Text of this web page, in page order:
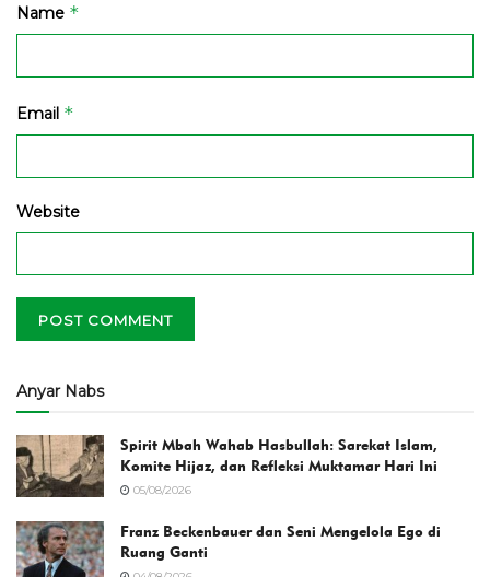
Name *
Email *
Website
Anyar Nabs
Spirit Mbah Wahab Hasbullah: Sarekat Islam,
Komite Hijaz, dan Refleksi Muktamar Hari Ini
05/08/2026
Franz Beckenbauer dan Seni Mengelola Ego di
Ruang Ganti